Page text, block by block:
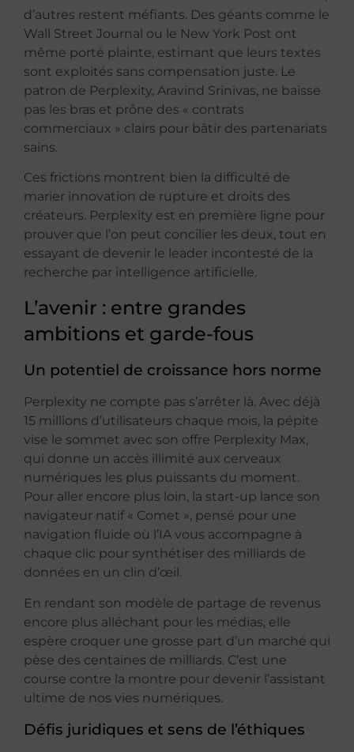
d’autres restent méfiants. Des géants comme le
Wall Street Journal ou le New York Post ont
même porté plainte, estimant que leurs textes
sont exploités sans compensation juste. Le
patron de Perplexity, Aravind Srinivas, ne baisse
pas les bras et prône des « contrats
commerciaux » clairs pour bâtir des partenariats
sains.
Ces frictions montrent bien la difficulté de
marier innovation de rupture et droits des
créateurs. Perplexity est en première ligne pour
prouver que l’on peut concilier les deux, tout en
essayant de devenir le leader incontesté de la
recherche par intelligence artificielle.
L’avenir : entre grandes
ambitions et garde-fous
Un potentiel de croissance hors norme
Perplexity ne compte pas s’arrêter là. Avec déjà
15 millions d’utilisateurs chaque mois, la pépite
vise le sommet avec son offre Perplexity Max,
qui donne un accès illimité aux cerveaux
numériques les plus puissants du moment.
Pour aller encore plus loin, la start-up lance son
navigateur natif « Comet », pensé pour une
navigation fluide où l’IA vous accompagne à
chaque clic pour synthétiser des milliards de
données en un clin d’œil.
En rendant son modèle de partage de revenus
encore plus alléchant pour les médias, elle
espère croquer une grosse part d’un marché qui
pèse des centaines de milliards. C’est une
course contre la montre pour devenir l’assistant
ultime de nos vies numériques.
Défis juridiques et sens de l’éthiques